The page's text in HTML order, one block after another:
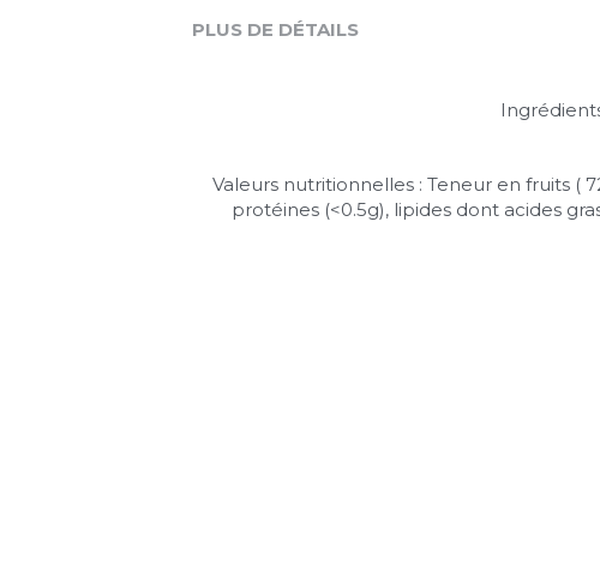
PLUS DE DÉTAILS
Valeurs nutritionnelles : Teneur en fruits (
protéines (<0.5g), lipides dont acides